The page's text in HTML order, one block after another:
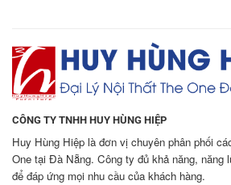
CÔNG TY TNHH HUY HÙNG HIỆP
Huy Hùng Hiệp là đơn vị chuyên phân phối
One tại Đà Nẵng. Công ty đủ khả năng, năng
để đáp ứng mọi nhu cầu của khách hàng.